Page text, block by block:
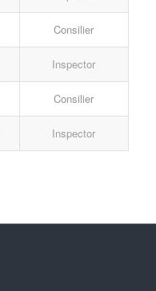
Consilier
Inspector
Consilier
Inspector